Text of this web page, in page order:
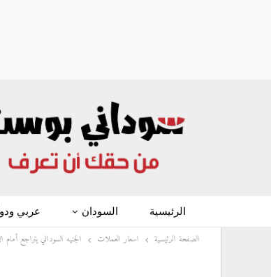
الرئيسية السودان عربي
الصفحة الرئيسية اسعار العملات الجنيه السوداني يتراجع